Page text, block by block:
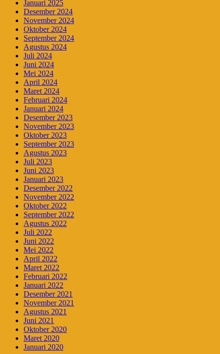
Januari 2025
Desember 2024
November 2024
Oktober 2024
September 2024
Agustus 2024
Juli 2024
Juni 2024
Mei 2024
April 2024
Maret 2024
Februari 2024
Januari 2024
Desember 2023
November 2023
Oktober 2023
September 2023
Agustus 2023
Juli 2023
Juni 2023
Januari 2023
Desember 2022
November 2022
Oktober 2022
September 2022
Agustus 2022
Juli 2022
Juni 2022
Mei 2022
April 2022
Maret 2022
Februari 2022
Januari 2022
Desember 2021
November 2021
Agustus 2021
Juni 2021
Oktober 2020
Maret 2020
Januari 2020